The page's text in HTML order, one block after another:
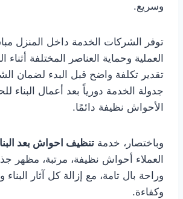
وسريع.
توفر الشركات الخدمة داخل المنزل
العملية وحماية العناصر المختلفة أثناء
تقدير تكلفة واضح قبل البدء لضمان
جدولة الخدمة دورياً بعد أعمال البناء
الأحواش نظيفة دائمًا.
وباختصار، خدمة تنظيف احواش بعد
العملاء أحواش نظيفة، مرتبة، مظهر
وراحة بال تامة، مع إزالة كل آثار البناء
وكفاءة.